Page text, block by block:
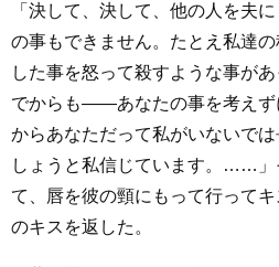
「決して、決して、他の人を夫
の事もできません。たとえ私達
した事を怒って殺すような事が
でからも――あなたの事を考えず
からあなただって私がいないで
しょうと私信じています。……」
て、唇を彼の頸にもって行って
のキスを返した。